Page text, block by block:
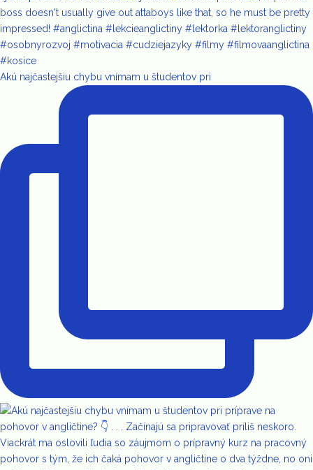
Akú najčastejšiu chybu vnímam u študentov pri